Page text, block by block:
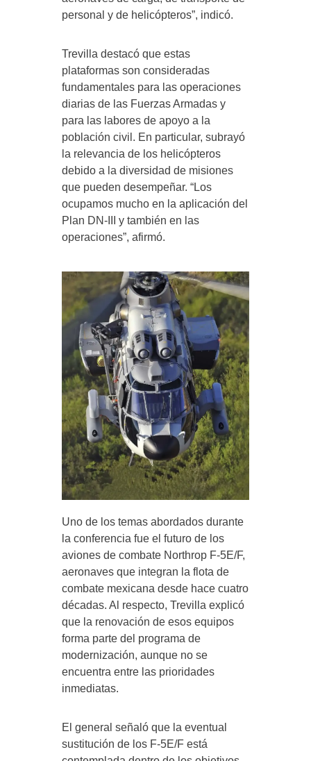
personal y de helicópteros”, indicó.
Trevilla destacó que estas
plataformas son consideradas
fundamentales para las operaciones
diarias de las Fuerzas Armadas y
para las labores de apoyo a la
población civil. En particular, subrayó
la relevancia de los helicópteros
debido a la diversidad de misiones
que pueden desempeñar. “Los
ocupamos mucho en la aplicación del
Plan DN-III y también en las
operaciones”, afirmó.
Uno de los temas abordados durante
la conferencia fue el futuro de los
aviones de combate Northrop F-5E/F,
aeronaves que integran la flota de
combate mexicana desde hace cuatro
décadas. Al respecto, Trevilla explicó
que la renovación de esos equipos
forma parte del programa de
modernización, aunque no se
encuentra entre las prioridades
inmediatas.
El general señaló que la eventual
sustitución de los F-5E/F está